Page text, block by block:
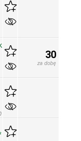
30
za dobę